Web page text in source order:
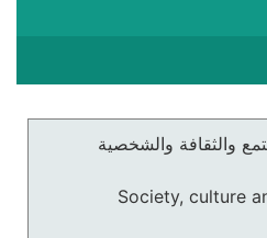
والثقافة والشخصية
Society, culture